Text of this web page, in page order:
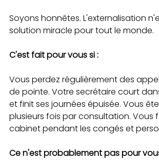
Soyons honnêtes. L'externalisation
solution miracle pour tout le monde.
C'est fait pour vous si :
Vous perdez régulièrement des
de pointe. Votre secrétaire court
et finit ses journées épuisée. Vous
plusieurs fois par consultation. Vous
cabinet pendant les congés et
Ce n'est probablement pas pour